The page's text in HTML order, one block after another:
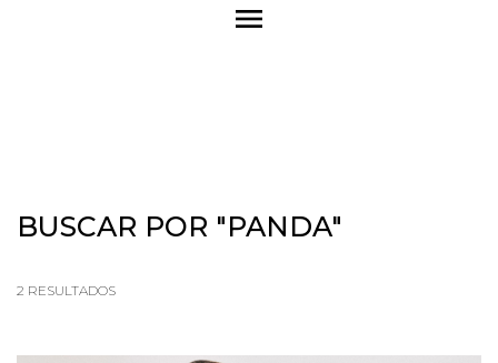
menu
BUSCAR POR "PANDA"
2 RESULTADOS